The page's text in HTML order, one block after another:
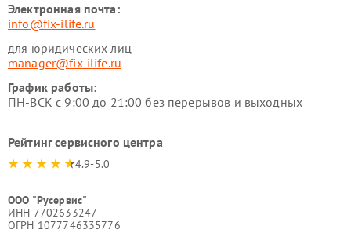
Электронная почта:
info@fix-ilife.ru
для юридических лиц
manager@fix-ilife.ru
График работы:
ПН-ВСК с 9:00 до 21:00 без перерывов и выходных
Рейтинг сервисного центра
4.9-5.0
ООО "Русервис"
ИНН 7702633247
ОГРН 1077746335776